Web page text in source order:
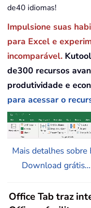
de40 idiomas!
Impulsione suas
para Excel e
incomparável.
de300 recursos
produtividade e
para acessar o
Mais detalhes sobre
Download grátis...
Office Tab traz